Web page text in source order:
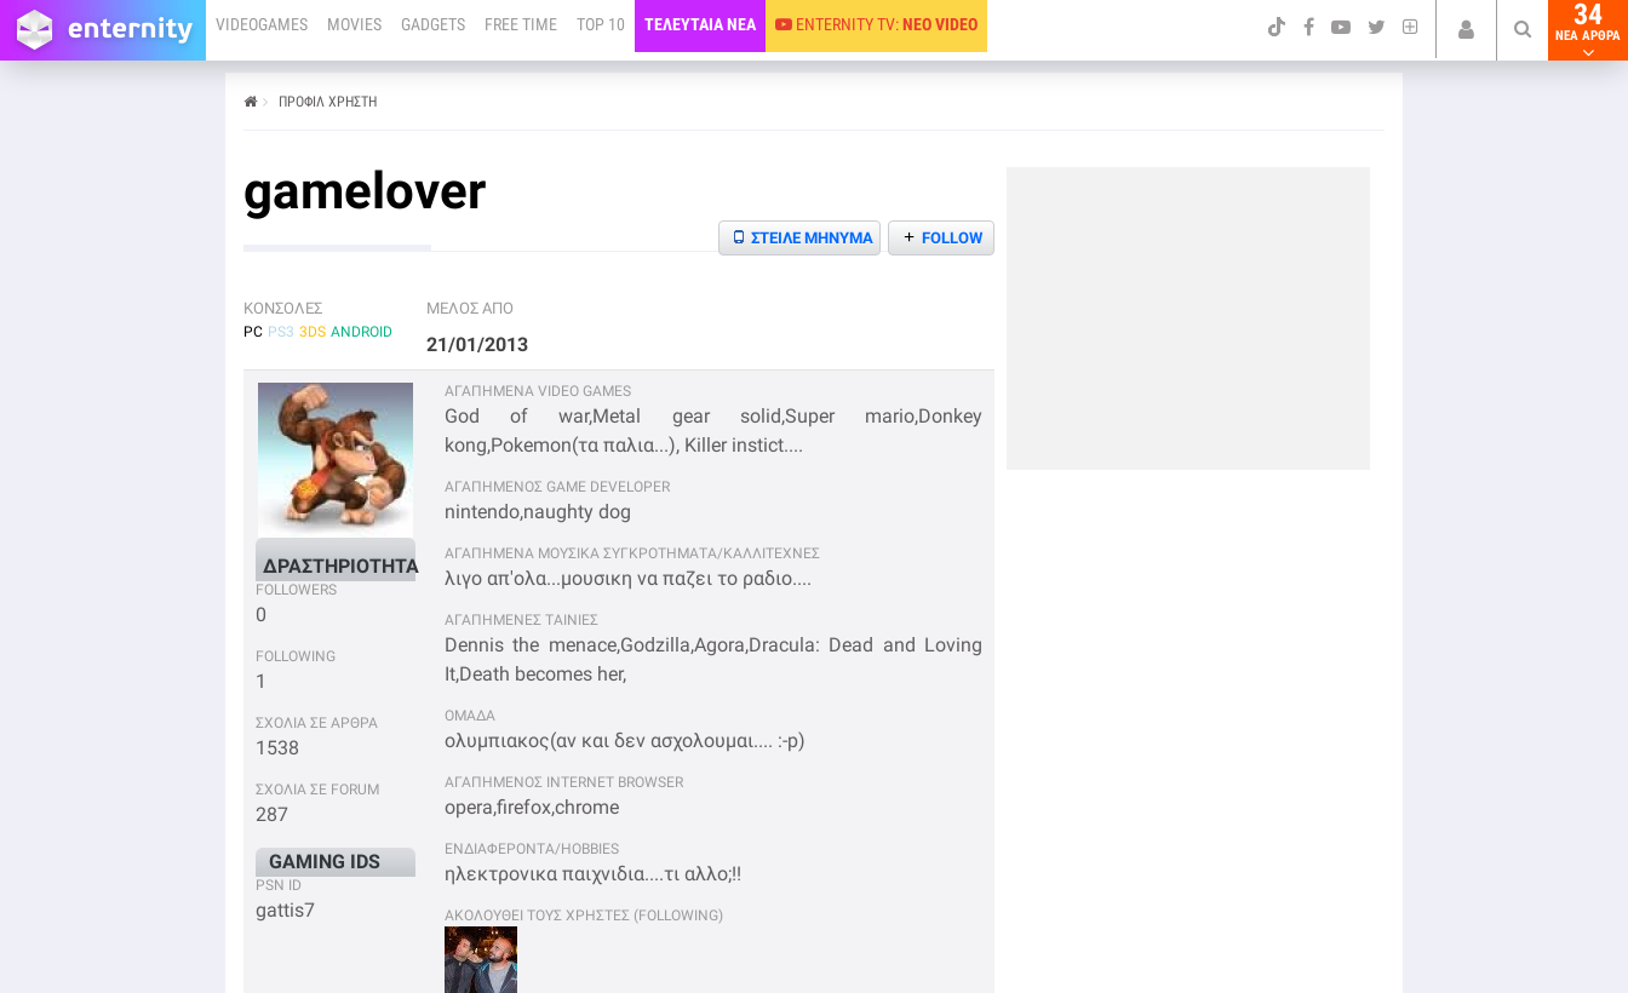
VIDEOGAMES MOVIES GADGETS FREE TIME TOP 10 ΤΕΛΕΥΤΑΙΑ ΝΕΑ ENTERNITY TV:ΝΕΟ VIDEO 34
NEA ΑΡΘΡΑ
ΠΡΟΦΊΛ ΧΡΉΣΤΗ
gamelover
+ FOLLOW
ΣΤΕΙΛΕ ΜΗΝΥΜΑ
ΚΟΝΣΟΛΕΣ
PC PS3 3DS ANDROID
ΜΕΛΟΣ ΑΠΟ
21/01/2013
ΔΡΑΣΤΗΡΙΟΤΗΤΑ
FOLLOWERS
0
FOLLOWING
1
ΣΧΟΛΙΑ ΣΕ ΑΡΘΡΑ
1538
ΣΧΟΛΙΑ ΣΕ FORUM
287
GAMING IDS
PSN ID
gattis7
ΑΓΑΠΗΜΕΝΑ VIDEO GAMES
God of war,Metal gear solid,Super mario,Donkey
kong,Pokemon(τα παλια...), Killer instict....
ΑΓΑΠΗΜΕΝΟΣ GAME DEVELOPER
nintendo,naughty dog
ΑΓΑΠΗΜΕΝΑ ΜΟΥΣΙΚΑ ΣΥΓΚΡΟΤΗΜΑΤΑ/ΚΑΛΛΙΤΕΧΝΕΣ
λιγο απ'ολα...μουσικη να παζει το ραδιο....
ΑΓΑΠΗΜΕΝΕΣ ΤΑΙΝΙΕΣ
Dennis the menace,Godzilla,Agora,Dracula: Dead and Loving
It,Death becomes her,
OΜΑΔΑ
ολυμπιακος(αν και δεν ασχολουμαι.... :-p)
ΑΓΑΠΗΜΕΝΟΣ INTERNET BROWSER
opera,firefox,chrome
ΕΝΔΙΑΦΕΡΟΝΤΑ/HOBBIES
ηλεκτρονικα παιχνιδια....τι αλλο;!!
ΑΚΟΛΟΥΘΕΙ ΤΟΥΣ ΧΡΗΣΤΕΣ (FOLLOWING)